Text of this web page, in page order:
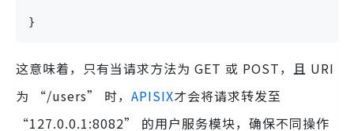
}
这意味着，只有当请求方法为 GET 或 POST，且 URI
为 “/users” 时， APISIX才会将请求转发至
“127.0.0.1:8082” 的用户服务模块，确保不同操作